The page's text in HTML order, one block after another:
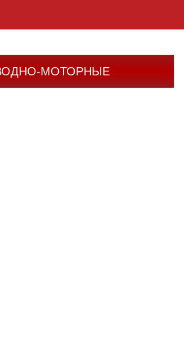
МОТОРНЫЕ